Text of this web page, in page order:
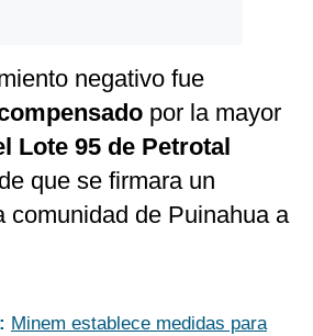
negativo fue
por la mayor
Lote 95 de Petrotal
que se firmara un
comunidad de Puinahua a
Minem establece medidas para